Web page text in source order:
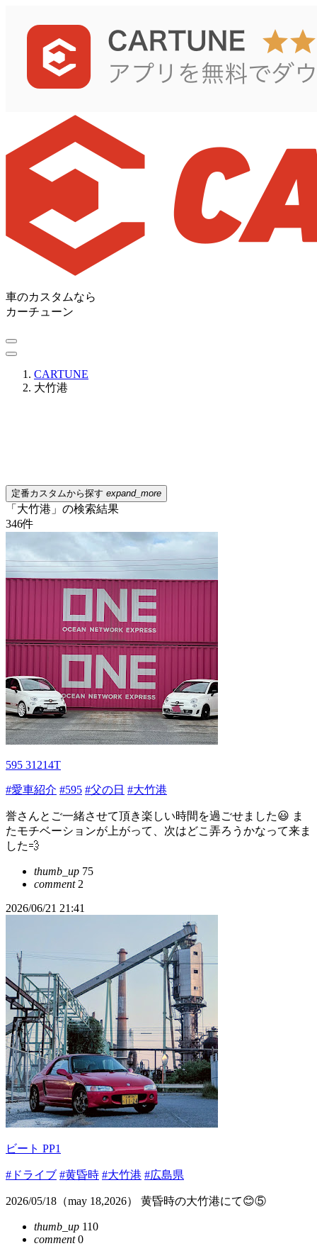
車のカスタムなら
カーチューン
CARTUNE
大竹港
定番カスタムから探す expand_more
「大竹港」の検索結果
346件
595 31214T
#愛車紹介 #595 #父の日 #大竹港
誉さんとご一緒させて頂き楽しい時間を過ごせました😃 ま
たモチベーションが上がって、次はどこ弄ろうかなって来ま
した💨
thumb_up 75
comment2
2026/06/21 21:41
ビート PP1
#ドライブ #黄昏時 #大竹港 #広島県
2026/05/18（may 18,2026） 黄昏時の大竹港にて😊⑤
thumb_up 110
comment0